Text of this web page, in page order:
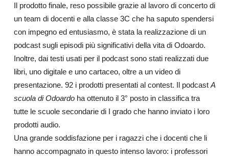
Il prodotto finale, reso possibile grazie al lavoro di concerto di
un team di docenti e alla classe 3C che ha saputo spendersi
con impegno ed entusiasmo, è stata la realizzazione di un
podcast sugli episodi più significativi della vita di Odoardo.
Inoltre, dai testi usati per il podcast sono stati realizzati due
libri, uno digitale e uno cartaceo, oltre a un video di
presentazione. 92 i prodotti presentati al contest. Il podcast A
scuola di Odoardoha ottenuto il 3° posto in classifica tra
tutte le scuole secondarie di I grado che hanno inviato i loro
prodotti audio.
Una grande soddisfazione per i ragazzi che i docenti che li
hanno accompagnato in questo intenso lavoro: i professori